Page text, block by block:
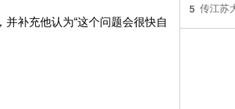
并补充他认为“这个问题会很快自
5 传江苏